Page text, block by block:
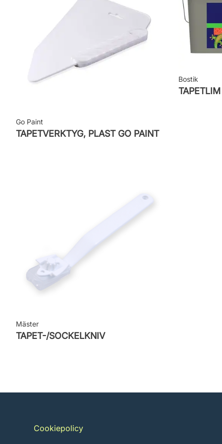
Go Paint
TAPETVERKTYG, PLAST GO PAINT
Bostik
Mäster
TAPET-/SOCKELKNIV
Cookiepolicy